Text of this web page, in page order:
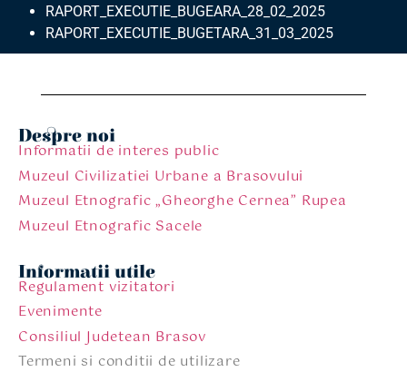
RAPORT_EXECUTIE_BUGEARA_28_02_2025
RAPORT_EXECUTIE_BUGETARA_31_03_2025
Despre noi
Informatii de interes public
Muzeul Civilizatiei Urbane a Brasovului
Muzeul Etnografic „Gheorghe Cernea” Rupea
Muzeul Etnografic Sacele
Informatii utile
Regulament vizitatori
Evenimente
Consiliul Judetean Brasov
Termeni si conditii de utilizare